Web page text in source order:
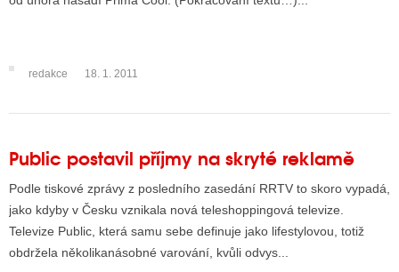
redakce 18. 1. 2011
Public postavil příjmy na skryté reklamě
Podle tiskové zprávy z posledního zasedání RRTV to skoro vypadá,
jako kdyby v Česku vznikala nová teleshoppingová televize.
Televize Public, která samu sebe definuje jako lifestylovou, totiž
obdržela několikanásobné varování, kvůli odvys...